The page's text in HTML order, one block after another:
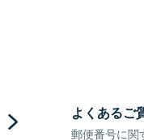
よくあるご
郵便番号に関